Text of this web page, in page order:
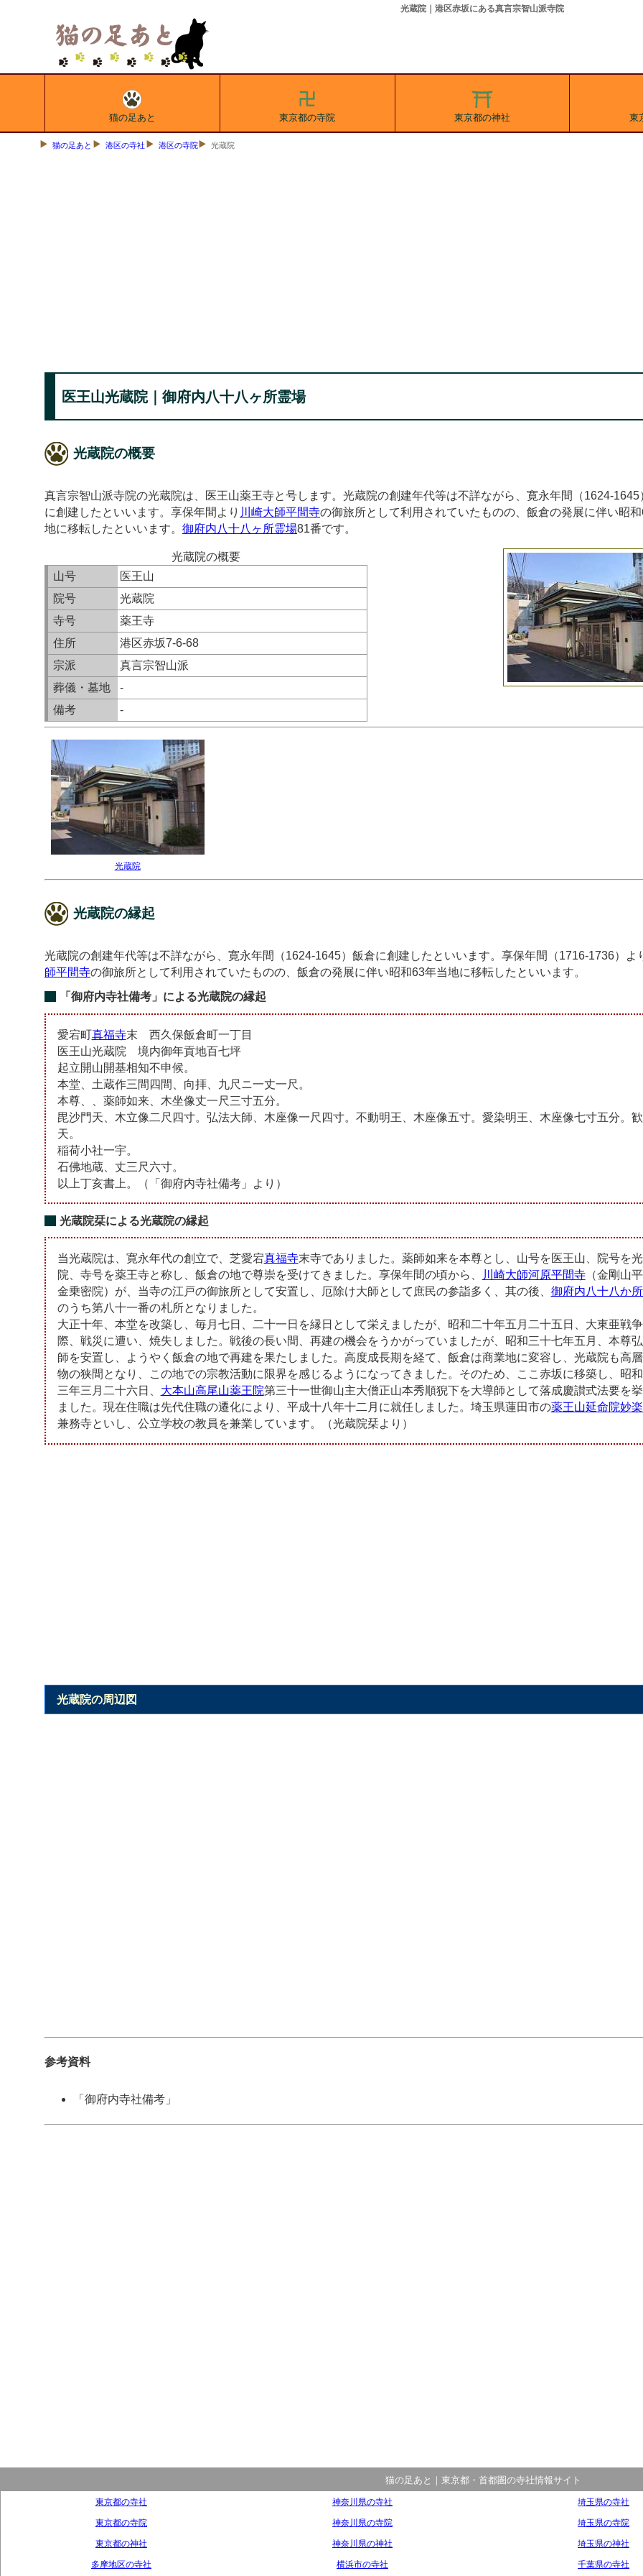
光蔵院｜港区赤坂にある真言宗智山派寺院
猫の足あと 東京都の寺院 東京都の神社 東
猫の足あと 港区の寺社 港区の寺院 光蔵院
医王山光蔵院｜御府内八十八ヶ所霊場
光蔵院の概要
真言宗智山派寺院の光蔵院は、医王山薬王寺と号します。光蔵院の創建年代等は不詳ながら、寛永年間（1624-1645
に創建したといいます。享保年間より 川崎大師平間寺の御旅所として利用されていたものの、飯倉の発展に伴い昭
地に移転したといいます。 御府内八十八ヶ所霊場81番です。
光蔵院の概要
山号
医王山
院号
光蔵院
寺号
薬王寺
住所
港区赤坂7-6-68
宗派
真言宗智山派
葬儀・墓地
-
備考
-
光蔵院
光蔵院の縁起
光蔵院の創建年代等は不詳ながら、寛永年間（1624-1645）飯倉に創建したといいます。享保年間（1716-1736）よ
師平間寺の御旅所として利用されていたものの、飯倉の発展に伴い昭和63年当地に移転したといいます。
「御府内寺社備考」による光蔵院の縁起
愛宕町真福寺末 西久保飯倉町一丁目
医王山光蔵院 境内御年貢地百七坪
起立開山開基相知不申候。
本堂、土蔵作三間四間、向拝、九尺ニ一丈一尺。
本尊、、薬師如来、木坐像丈一尺三寸五分。
毘沙門天、木立像二尺四寸。弘法大師、木座像一尺四寸。不動明王、木座像五寸。愛染明王、木座像七寸五分。
天。
稲荷小社一宇。
石佛地蔵、丈三尺六寸。
以上丁亥書上。（「御府内寺社備考」より）
光蔵院栞による光蔵院の縁起
当光蔵院は、寛永年代の創立で、芝愛宕真福寺末寺でありました。薬師如来を本尊とし、山号を医王山、院号を
院、寺号を薬王寺と称し、飯倉の地で尊崇を受けてきました。享保年間の頃から、
川崎大師河原平間寺（金剛山
金乗密院）が、当寺の江戸の御旅所として安置し、厄除け大師として庶民の参詣多く、其の後、 御府内八十八か
のうち第八十一番の札所となりました。
大正十年、本堂を改築し、毎月七日、二十一日を縁日として栄えましたが、昭和二十年五月二十五日、大東亜戦
際、戦災に遭い、焼失しました。戦後の長い間、再建の機会をうかがっていましたが、昭和三十七年五月、本尊
師を安置し、ようやく飯倉の地で再建を果たしました。高度成長期を経て、飯倉は商業地に変容し、光蔵院も高
物の狭間となり、この地での宗教活動に限界を感じるようになってきました。そのため、ここ赤坂に移築し、昭
三年三月二十六日、 大本山高尾山薬王院第三十一世御山主大僧正山本秀順猊下を大導師として落成慶讃式法要を
ました。現在住職は先代住職の遷化により、平成十八年十二月に就任しました。埼玉県蓮田市の薬王山延命院妙
兼務寺といし、公立学校の教員を兼業しています。（光蔵院栞より）
光蔵院の周辺図
参考資料
「御府内寺社備考」
猫の足あと｜東京都・首都圏の寺社情報サイト
東京都の寺社
東京都の寺院
東京都の神社
多摩地区の寺社
神奈川県の寺社
神奈川県の寺院
神奈川県の神社
横浜市の寺社
埼玉県の寺社
埼玉県の寺院
埼玉県の神社
千葉県の寺社